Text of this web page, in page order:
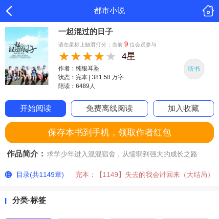
都市小说
一起混过的日子
请在星标上触滑打分；当前 9 位会员参与
4星
作者：纯银耳坠
状态：完本 | 381.58 万字
陪读：6489人
开始阅读 免费离线阅读 加入收藏
保存本书到手机，领取作者红包
作品简介： 求学少年进入混混宿舍，从懦弱到强大的成长之路
目录(共1149章) 完本：【1149】失去的我会讨回来（大结局）
分类·标签
听书